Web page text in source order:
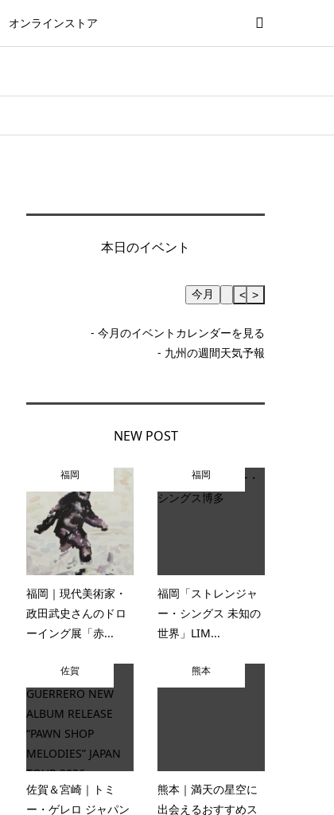
オンラインストア
本日のイベント
今月 < >
- 今月のイベントカレンダーを見る
- 九州の週間天気予報
NEW POST
福岡
福岡｜現代美術家・
政田武史さんのドロ
ーイング展「赤...
福岡
福岡「ストレンジャ
ー・シングス 未知の
世界」LIM...
佐賀
佐賀＆宮崎｜トミ
ー・ゲレロ ジャパン
熊本
熊本｜満天の星空に
出会えるおすすめス